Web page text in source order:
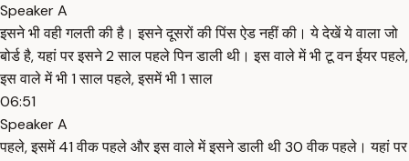
Speaker A
इसने भी वही गलती की है। इसने दूसरों की पिंस ऐड नहीं की। ये देखें ये वाला जो
बोर्ड है, यहां पर इसने 2 साल पहले पिन डाली थी। इस वाले में भी टू वन ईयर पहले,
इस वाले में भी 1 साल पहले, इसमें भी 1 साल
06:51
Speaker A
पहले, इसमें 41 वीक पहले और इस वाले में इसने डाली थी 30 वीक पहले। यहां पर